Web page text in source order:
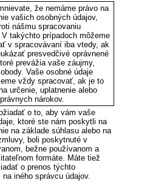
že nemáme právo na
vašich osobných údajov,
nášmu spracovaniu
takýchto prípadoch môžeme
v spracovávaní iba vtedy, ak
presvedčivé oprávnené
prevážia vaše záujmy,
Vaše osobné údaje
vždy spracovať, ak je to
určenie, uplatnenie alebo
nárokov.
o to, aby vám vaše
ktoré ste nám poskytli na
na základe súhlasu alebo na
boli poskytnuté v
bežne používanom a
formáte. Máte tiež
o prenos týchto
iného správcu údajov.